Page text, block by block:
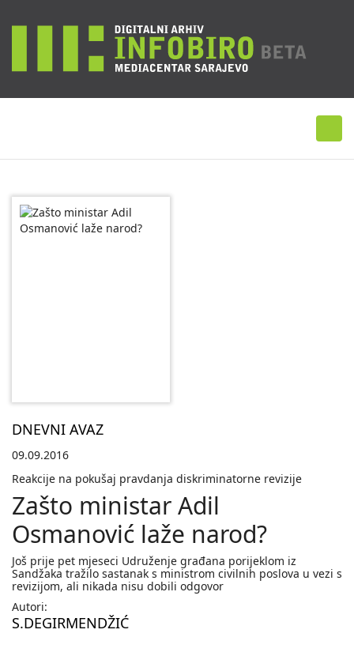
DNEVNI AVAZ
09.09.2016
Reakcije na pokušaj pravdanja diskriminatorne revizije
Zašto ministar Adil
Osmanović laže narod?
Još prije pet mjeseci Udruženje građana porijeklom iz
Sandžaka tražilo sastanak s ministrom civilnih poslova u vezi s
revizijom, ali nikada nisu dobili odgovor
Autori:
S.DEGIRMENDŽIĆ